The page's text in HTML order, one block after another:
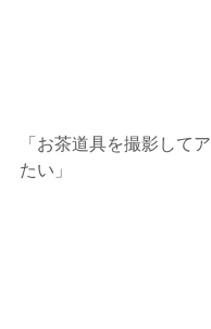
「お茶道具を撮影して
たい」